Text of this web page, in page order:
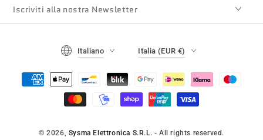
Iscriviti alla nostra Newsletter
© 2026, Sysma Elettronica S.R.L. - All rights reserved.
Lingua
Italiano Italia (EUR €)
Modalità